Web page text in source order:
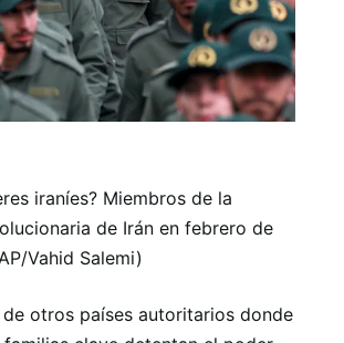
iraníes? Miembros de la
de Irán en febrero de
Vahid Salemi)
otros países autoritarios donde